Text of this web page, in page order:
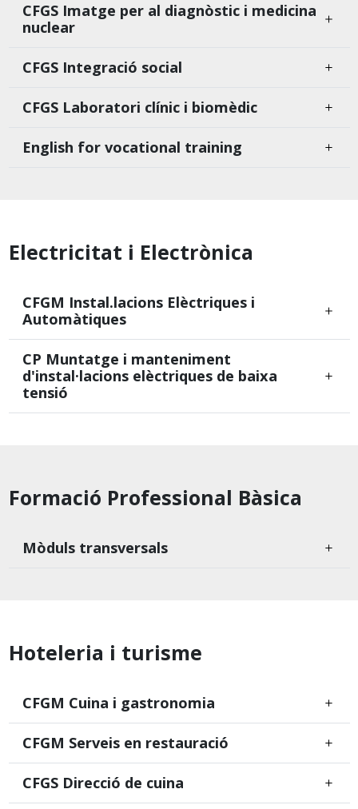
CFGS Imatge per al diagnòstic i medicina
nuclear
CFGS Integració social
CFGS Laboratori clínic i biomèdic
English for vocational training
Electricitat i Electrònica
CFGM Instal.lacions Elèctriques i
Automàtiques
CP Muntatge i manteniment
d'instal·lacions elèctriques de baixa
tensió
Formació Professional Bàsica
Mòduls transversals
Hoteleria i turisme
CFGM Cuina i gastronomia
CFGM Serveis en restauració
CFGS Direcció de cuina